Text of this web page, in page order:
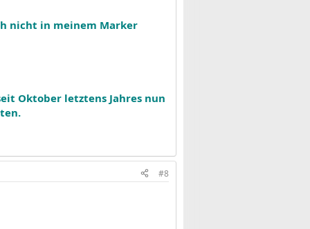
nicht in meinem Marker
Oktober letztens Jahres nun
#8